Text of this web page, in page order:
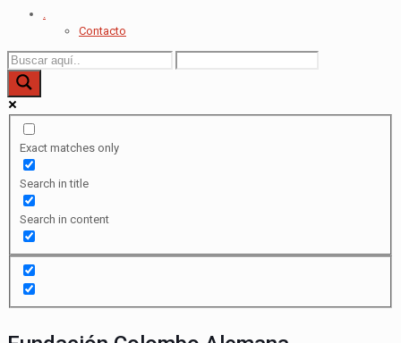
.
Contacto
Exact matches only
Search in title
Search in content